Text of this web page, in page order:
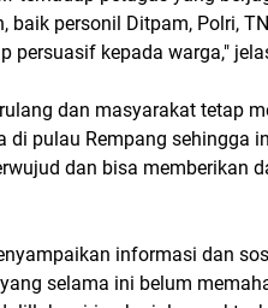
baik personil Ditpam, Polri,
persuasif kepada warga,"
dan masyarakat tetap
pulau Rempang sehingga
dan bisa memberikan
informasi dan
selama ini belum